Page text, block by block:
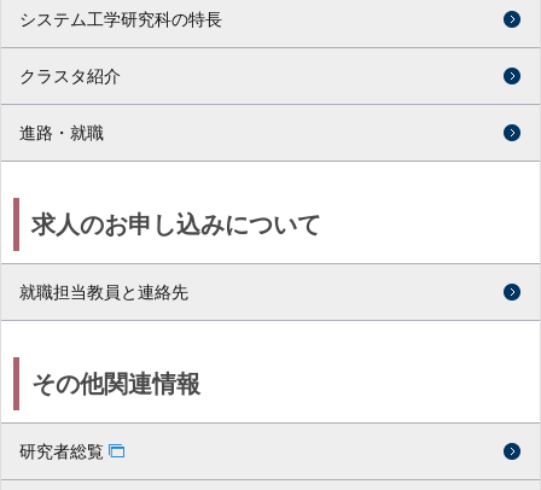
システム工学研究科の特長
クラスタ紹介
進路・就職
求人のお申し込みについて
就職担当教員と連絡先
その他関連情報
研究者総覧